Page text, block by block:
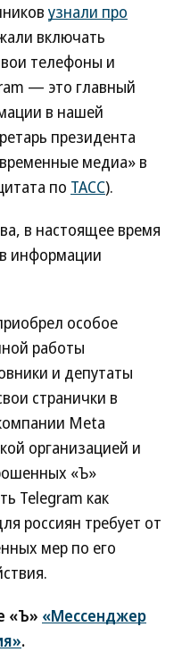
узнали про
включать
телефоны и
— это главный
в нашей
президента
медиа» в
по ТАСС).
в настоящее время
информации
особое
работы
и депутаты
странички в
Meta
организацией и
«Ъ»
Telegram как
россиян требует от
мер по его
«Ъ» «Мессенджер
.